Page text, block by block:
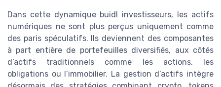
Dans cette dynamique buidl investisseurs, les actifs
numériques ne sont plus perçus uniquement comme
des paris spéculatifs. Ils deviennent des composantes
à part entière de portefeuilles diversifiés, aux côtés
d’actifs traditionnels comme les actions, les
obligations ou l’immobilier. La gestion d’actifs intègre